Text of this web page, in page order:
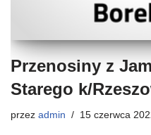
Przenosiny z
Starego k/
przez admin 15 czerwca